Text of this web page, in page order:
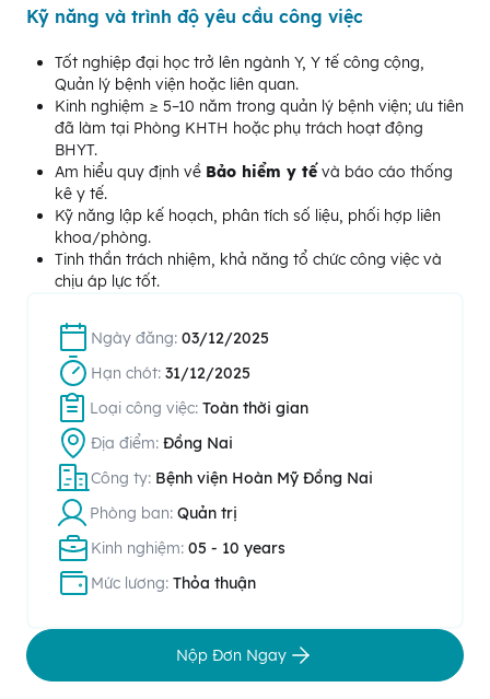
Kỹ năng và trình độ yêu cầu công việc
Tốt nghiệp đại học trở lên ngành Y, Y tế công cộng,
Quản lý bệnh viện hoặc liên quan.
Kinh nghiệm ≥ 5–10 năm trong quản lý bệnh viện; ưu tiên
đã làm tại Phòng KHTH hoặc phụ trách hoạt động
BHYT.
Am hiểu quy định về Bảo hiểm y tế và báo cáo thống
kê y tế.
Kỹ năng lập kế hoạch, phân tích số liệu, phối hợp liên
khoa/phòng.
Tinh thần trách nhiệm, khả năng tổ chức công việc và
chịu áp lực tốt.
Ngày đăng: 03/12/2025
Hạn chót: 31/12/2025
Loại công việc: Toàn thời gian
Địa điểm: Đồng Nai
Công ty: Bệnh viện Hoàn Mỹ Đồng Nai
Phòng ban: Quản trị
Kinh nghiệm: 05 - 10 years
Mức lương: Thỏa thuận
Nộp Đơn Ngay